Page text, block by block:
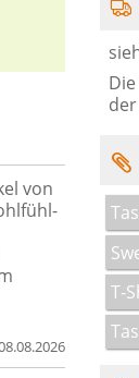
von
T-